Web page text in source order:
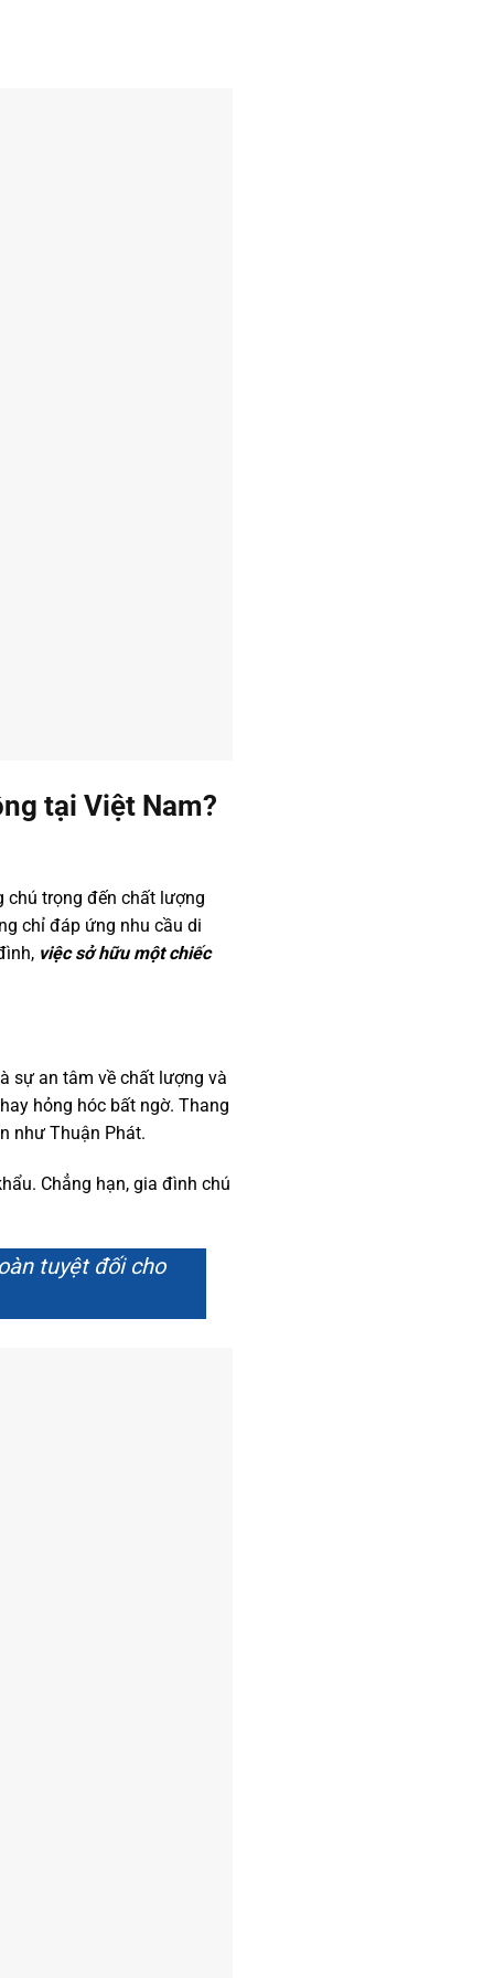
tại Việt Nam?
chú trọng đến chất lượng
chỉ đáp ứng nhu cầu di
việc sở hữu một chiếc
sự an tâm về chất lượng và
hỏng hóc bất ngờ. Thang
như Thuận Phát.
Chẳng hạn, gia đình chú
tuyệt đối cho